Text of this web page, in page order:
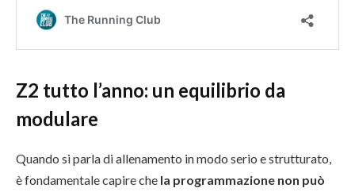
Z2 tutto l’anno: un equilibrio da
modulare
Quando si parla di allenamento in modo serio e strutturato,
è fondamentale capire che la programmazione non può